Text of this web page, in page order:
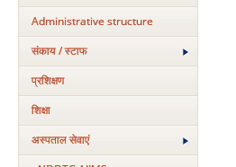
Administrative structure
संकाय / स्टाफ
प्रशिक्षण
शिक्षा
अस्‍पताल सेवाएं